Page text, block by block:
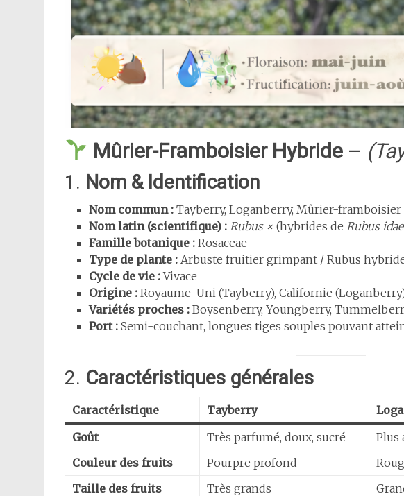
Mûrier-Framboisier Hybride –
1. Nom & Identification
Nom commun : Tayberry, Loganberry, Mûrier-framboisier
Nom latin (scientifique) : Rubus × (hybrides de Rubus
Famille botanique : Rosaceae
Type de plante : Arbuste fruitier grimpant / Rubus
Cycle de vie :Vivace
Origine : Royaume-Uni (Tayberry), Californie
Variétés proches : Boysenberry, Youngberry,
Port : Semi-couchant, longues tiges souples pouvant
2. Caractéristiques générales
Caractéristique Tayberry
Goût
Très parfumé, doux, sucré
Plus
Couleur des fruits
Pourpre profond
Taille des fruits
Très grands